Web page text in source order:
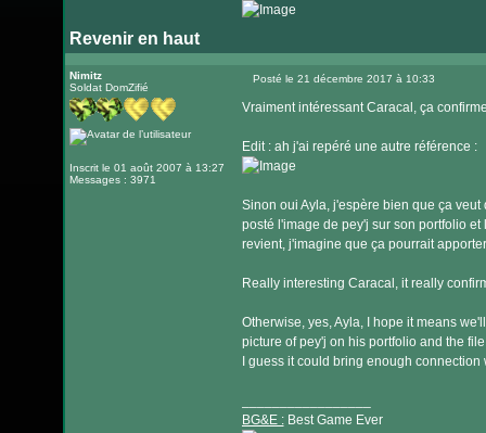
Revenir en haut
Nimitz
Soldat DomZifié
Inscrit le 01 août 2007 à 13:27
Messages : 3971
Posté le 21 décembre 2017 à 10:33
Vraiment intéressant Caracal, ça
Edit : ah j'ai repéré une autre référence :
Sinon oui Ayla, j'espère bien que ça
posté l'image de pey'j sur son portfolio
revient, j'imagine que ça pourrait
Really interesting Caracal, it really
Otherwise, yes, Ayla, I hope it means
picture of pey'j on his portfolio and the
I guess it could bring enough
BG&E :Best Game Ever